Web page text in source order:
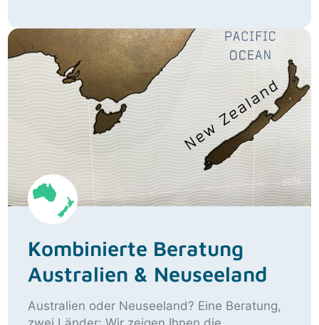
Kombinierte Beratung
Australien & Neuseeland
Australien oder Neuseeland? Eine Beratung,